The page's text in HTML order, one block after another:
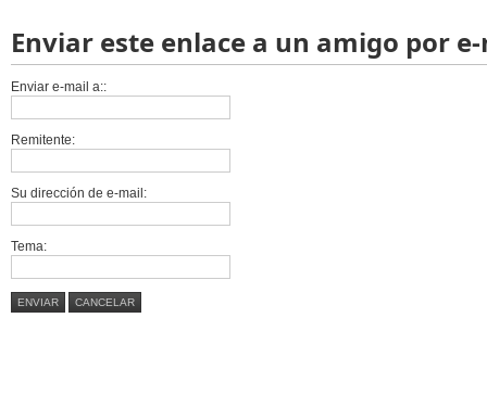
Enviar este enlace a un amigo por
Enviar e-mail a::
Remitente:
Su dirección de e-mail:
Tema:
ENVIAR CANCELAR